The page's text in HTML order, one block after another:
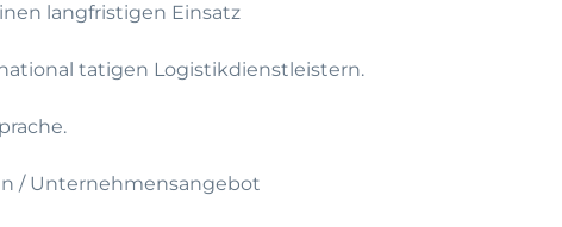
langfristigen Einsatz
tatigen Logistikdienstleistern.
/ Unternehmensangebot